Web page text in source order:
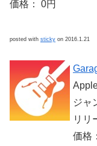
価格： 0円
posted with sticky on 2016.1.21
ジャ
リリ
価格